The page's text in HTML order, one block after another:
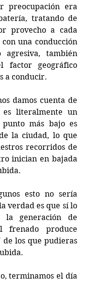
preocupación era
tratando de
provecho a cada
una conducción
agresiva, también
factor geográfico
a conducir.
damos cuenta de
literalmente un
más bajo es
la ciudad, lo que
recorridos de
inician en bajada
esto no sería
verdad es que sí lo
la generación de
frenado produce
de los que pudieras
terminamos el día